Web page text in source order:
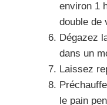
environ 1
double de
Dégazez
dans un
Laissez
le pain